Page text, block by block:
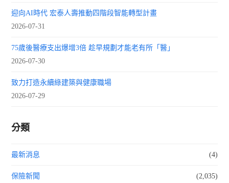
迎向AI時代 宏泰人壽推動四階段智能轉型計畫
2026-07-31
75歲後醫療支出爆增3倍 趁早規劃才能老有所「醫」
2026-07-30
致力打造永續綠建築與健康職場
2026-07-29
分類
最新消息 (4)
保險新聞 (2,035)